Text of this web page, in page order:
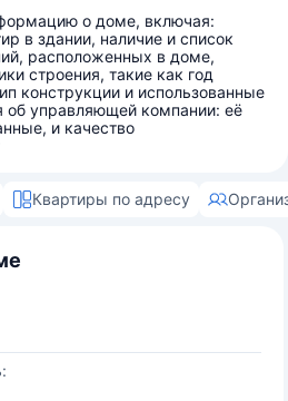
о доме, включая:
в здании, наличие и список
расположенных в доме,
строения, такие как год
конструкции и использованные
управляющей компании: её
и качество
Квартиры по адресу